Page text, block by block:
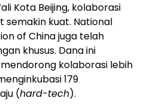
Kota Beijing, kolaborasi
semakin kuat. National
of China juga telah
khusus. Dana ini
kolaborasi lebih
179
(hard-tech).